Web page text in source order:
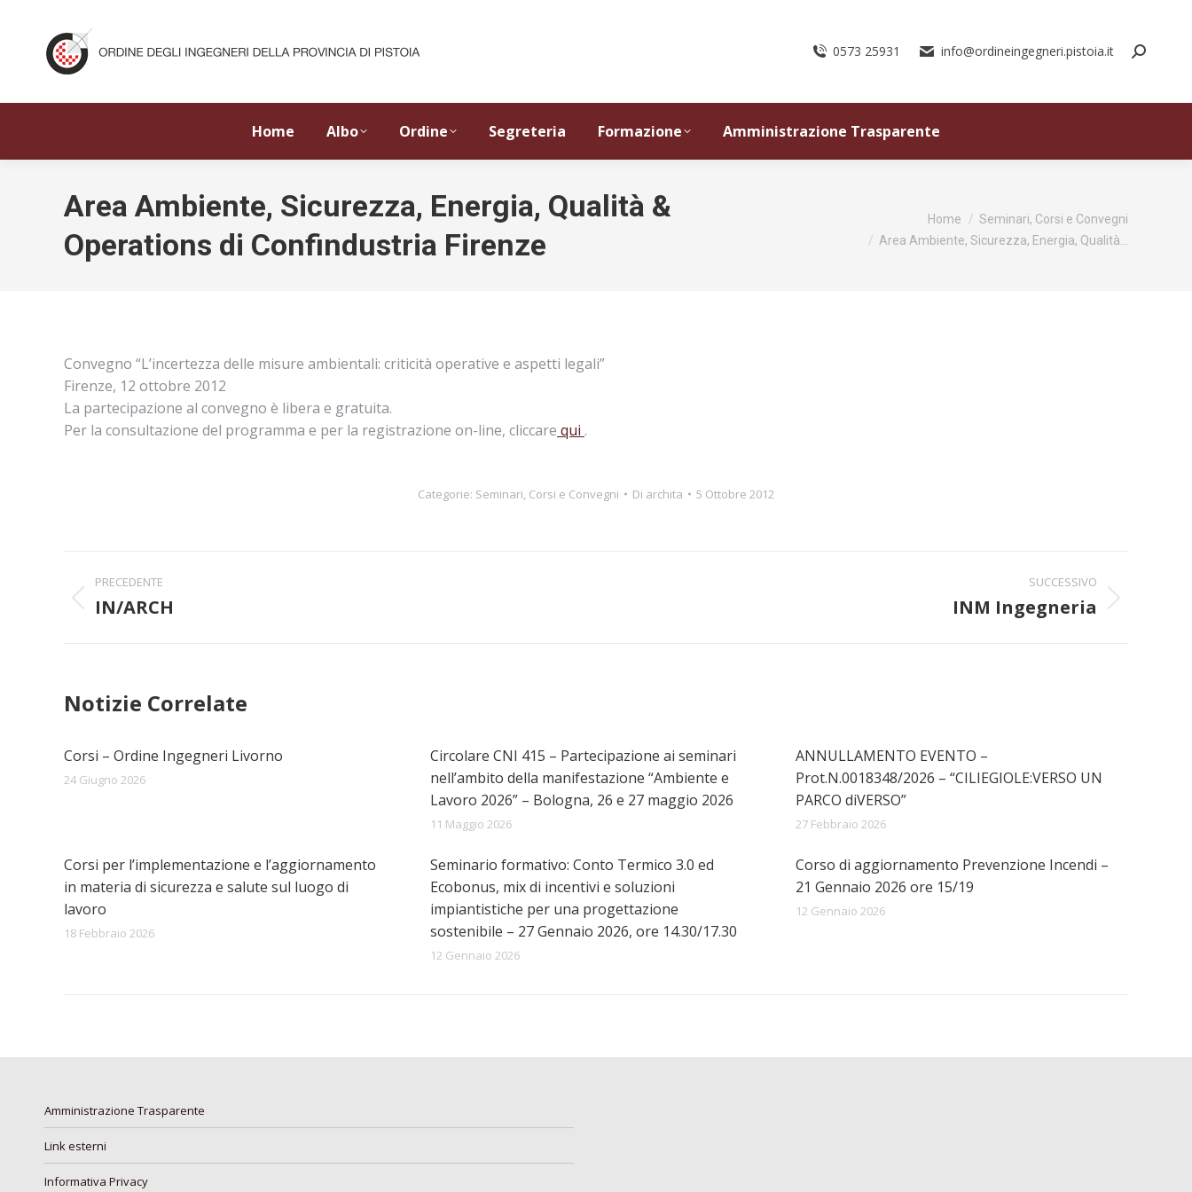
0573 25931 info@ordineingegneri.pistoia.it
Home Albo Ordine Segreteria Formazione Amministrazione Trasparente
Area Ambiente, Sicurezza, Energia, Qualità &
Operations di Confindustria Firenze
Home
Seminari, Corsi e Convegni
Area Ambiente, Sicurezza, Energia, Qualità…
Convegno “L’incertezza delle misure ambientali: criticità operative e aspetti legali”
Firenze, 12 ottobre 2012
La partecipazione al convegno è libera e gratuita.
Per la consultazione del programma e per la registrazione on-line, cliccare qui .
Categorie: Seminari, Corsi e Convegni Di archita 5 Ottobre 2012
Naviga
tra
post
PRECEDENTE
Post
IN/ARCH
SUCCESSIVO
INM Ingegneria
Notizie Correlate
Corsi – Ordine Ingegneri Livorno
24 Giugno 2026
Circolare CNI 415 – Partecipazione ai seminari
nell’ambito della manifestazione “Ambiente e
Lavoro 2026” – Bologna, 26 e 27 maggio 2026
11 Maggio 2026
ANNULLAMENTO EVENTO –
Prot.N.0018348/2026 – “CILIEGIOLE:VERSO UN
PARCO diVERSO”
27 Febbraio 2026
Corsi per l’implementazione e l’aggiornamento
in materia di sicurezza e salute sul luogo di
lavoro
18 Febbraio 2026
Seminario formativo: Conto Termico 3.0 ed
Ecobonus, mix di incentivi e soluzioni
impiantistiche per una progettazione
sostenibile – 27 Gennaio 2026, ore 14.30/17.30
12 Gennaio 2026
Corso di aggiornamento Prevenzione Incendi –
21 Gennaio 2026 ore 15/19
12 Gennaio 2026
Amministrazione Trasparente
Link esterni
Informativa Privacy